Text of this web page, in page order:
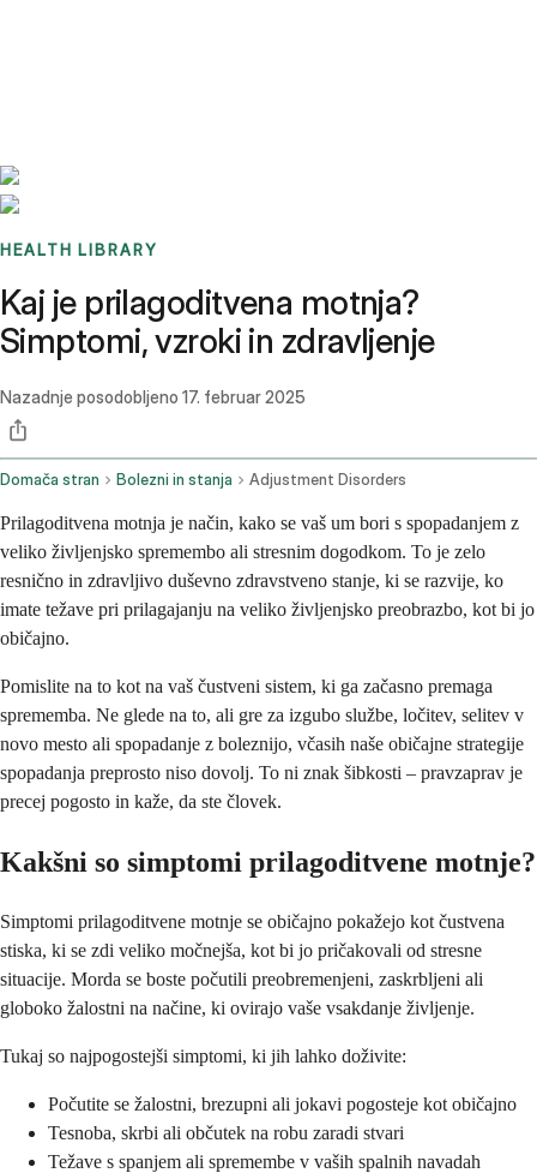
HEALTH LIBRARY
Kaj je prilagoditvena motnja?
Simptomi, vzroki in zdravljenje
Nazadnje posodobljeno 17. februar 2025
Domača stran Bolezni in stanja Adjustment Disorders
Prilagoditvena motnja je način, kako se vaš um bori s spopadanjem z
veliko življenjsko spremembo ali stresnim dogodkom. To je zelo
resnično in zdravljivo duševno zdravstveno stanje, ki se razvije, ko
imate težave pri prilagajanju na veliko življenjsko preobrazbo, kot bi jo
običajno.
Pomislite na to kot na vaš čustveni sistem, ki ga začasno premaga
sprememba. Ne glede na to, ali gre za izgubo službe, ločitev, selitev v
novo mesto ali spopadanje z boleznijo, včasih naše običajne strategije
spopadanja preprosto niso dovolj. To ni znak šibkosti – pravzaprav je
precej pogosto in kaže, da ste človek.
Kakšni so simptomi prilagoditvene motnje?
Simptomi prilagoditvene motnje se običajno pokažejo kot čustvena
stiska, ki se zdi veliko močnejša, kot bi jo pričakovali od stresne
situacije. Morda se boste počutili preobremenjeni, zaskrbljeni ali
globoko žalostni na načine, ki ovirajo vaše vsakdanje življenje.
Tukaj so najpogostejši simptomi, ki jih lahko doživite:
Počutite se žalostni, brezupni ali jokavi pogosteje kot običajno
Tesnoba, skrbi ali občutek na robu zaradi stvari
Težave s spanjem ali spremembe v vaših spalnih navadah